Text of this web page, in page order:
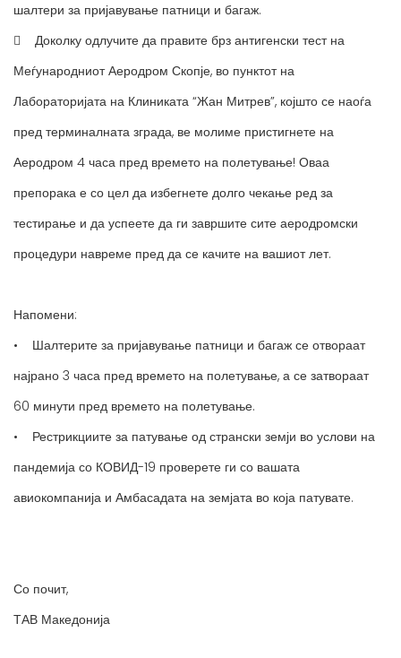
шалтери за пријавување патници и багаж.
 Доколку одлучите да правите брз антигенски тест на
Меѓународниот Аеродром Скопје, во пунктот на
Лабораторијата на Клиниката “Жан Митрев”, којшто се наоѓа
пред терминалната зграда, ве молиме пристигнете на
Аеродром 4 часа пред времето на полетување! Оваа
препорака е со цел да избегнете долго чекање ред за
тестирање и да успеете да ги завршите сите аеродромски
процедури навреме пред да се качите на вашиот лет.
Напомени:
• Шалтерите за пријавување патници и багаж се отвораат
најрано 3 часа пред времето на полетување, а се затвораат
60 минути пред времето на полетување.
• Рестрикциите за патување од странски земји во услови на
пандемија со КОВИД-19 проверете ги со вашата
авиокомпанија и Амбасадата на земјата во која патувате.
Со почит,
ТАВ Македонија